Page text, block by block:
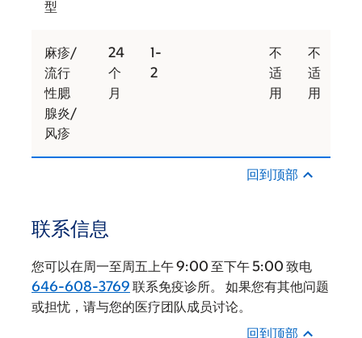
型
麻疹/
流行
性腮
腺炎/
风疹
24
个
月
1-
2
不
适
用
不
适
用
回到顶部
联系信息
您可以在周一至周五上午 9:00 至下午 5:00 致电
646-608-3769 联系免疫诊所。 如果您有其他问题
或担忧，请与您的医疗团队成员讨论。
回到顶部